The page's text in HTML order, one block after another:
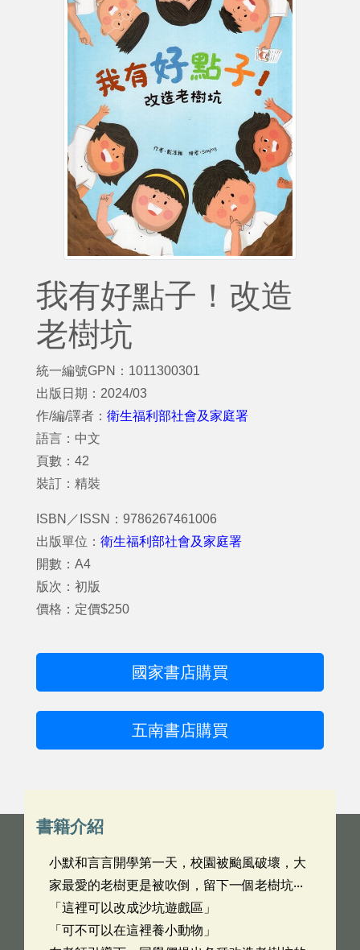
我有好點子！改造
老樹坑
統一編號GPN：1011300301
出版日期：2024/03
作/編/譯者： 衛生福利部社會及家庭署
語言：中文
頁數：42
裝訂：精裝
ISBN／ISSN：9786267461006
出版單位： 衛生福利部社會及家庭署
開數：A4
版次：初版
價格：定價$250
國家書店購買
五南書店購買
書籍介紹
小默和言言開學第一天，校園被颱風破壞，大
家最愛的老樹更是被吹倒，留下一個老樹坑‧‧‧
「這裡可以改成沙坑遊戲區」
「可不可以在這裡養小動物」